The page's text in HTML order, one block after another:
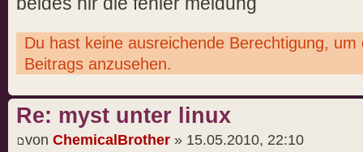
Du hast keine ausreichende Berechtigung,
Beitrags anzusehen.
Re: myst unter linux
von ChemicalBrother » 15.05.2010, 22:10